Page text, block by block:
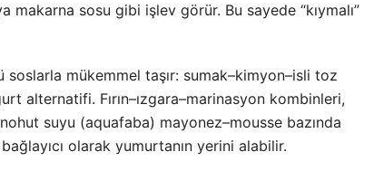
sosu gibi işlev görür. Bu sayede “kıymalı”
mükemmel taşır: sumak–kimyon–isli toz
alternatifi. Fırın–ızgara–marinasyon kombinleri,
suyu (aquafaba) mayonez–mousse bazında
olarak yumurtanın yerini alabilir.